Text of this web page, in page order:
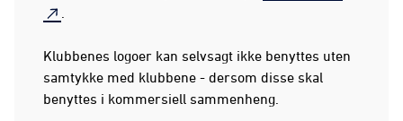
Klubbenes logoer kan selvsagt ikke benyttes uten
samtykke med klubbene - dersom disse skal
benyttes i kommersiell sammenheng.